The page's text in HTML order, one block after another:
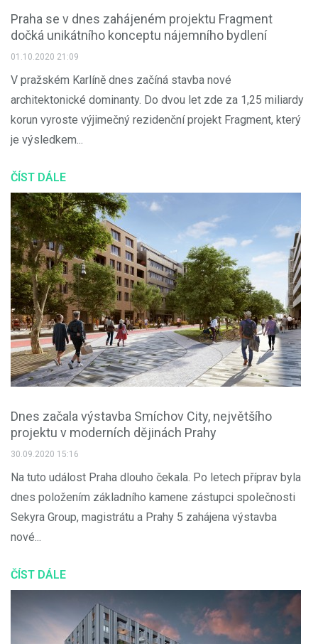
Praha se v dnes zahájeném projektu Fragment
dočká unikátního konceptu nájemního bydlení
01.10.2020 21:09
V pražském Karlíně dnes začíná stavba nové
architektonické dominanty. Do dvou let zde za 1,25 miliardy
korun vyroste výjimečný rezidenční projekt Fragment, který
je výsledkem...
ČÍST DÁLE
Dnes začala výstavba Smíchov City, největšího
projektu v moderních dějinách Prahy
30.09.2020 15:16
Na tuto událost Praha dlouho čekala. Po letech příprav byla
dnes položením základního kamene zástupci společnosti
Sekyra Group, magistrátu a Prahy 5 zahájena výstavba
nové...
ČÍST DÁLE